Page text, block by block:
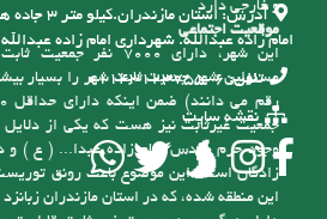
و خارجی دارد
موقعیت اجتماعی
این شهر، دارای 7000 نفر
مسئولین شهر جمعیت ثابت شهر را بسیار
جمعیت غیرثابت نیز هست که یکی از
وجود حرم مقدس امام زاده عبدا... ( ع ) و
زادگان است، این موضوع باعث رونق
این منطقه شده، که در استان مازندران
آدرس:
استان
امام زاده عبدالله. شهرداری امام زاده عبدالله
تلفن: 6-01143123755
نقشه سایت